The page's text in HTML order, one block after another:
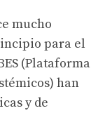
mucho
para el
(Plataforma
han
y de